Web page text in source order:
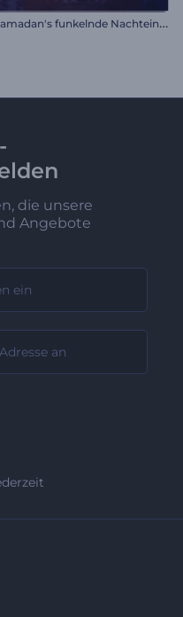
R
amadan's funkelnde Nachteinführung
die unsere
Angebote